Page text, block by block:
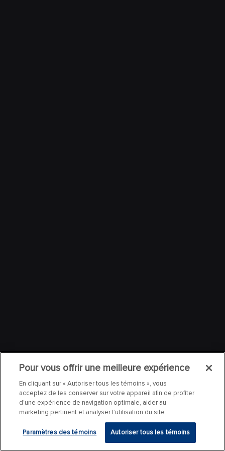
Pour vous offrir une meilleure expérience
En cliquant sur « Autoriser tous les témoins », vous
acceptez de les conserver sur votre appareil afin de profiter
d’une expérience de navigation optimale, aider au
marketing pertinent et analyser l’utilisation du site.
Paramètres des témoins Autoriser tous les témoins